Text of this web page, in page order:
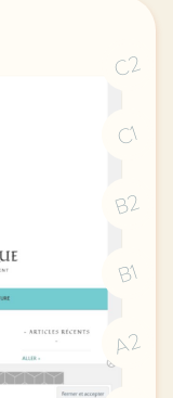
C2
C1
B2
B1
A2